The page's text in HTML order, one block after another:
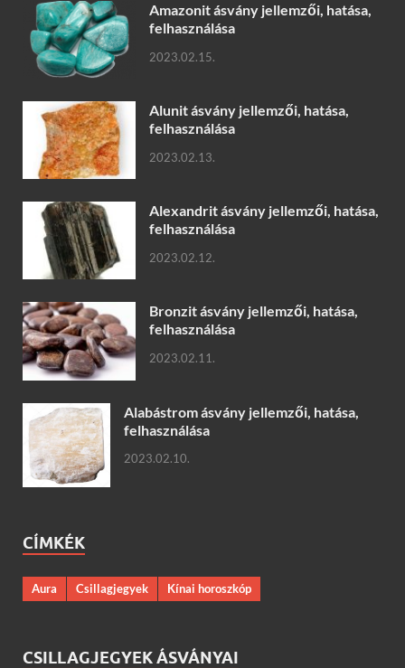
Amazonit ásvány jellemzői, hatása,
felhasználása
2023.02.15.
Alunit ásvány jellemzői, hatása,
felhasználása
2023.02.13.
Alexandrit ásvány jellemzői, hatása,
felhasználása
2023.02.12.
Bronzit ásvány jellemzői, hatása,
felhasználása
2023.02.11.
Alabástrom ásvány jellemzői, hatása,
felhasználása
2023.02.10.
CÍMKÉK
Aura Csillagjegyek Kínai horoszkóp
CSILLAGJEGYEK ÁSVÁNYAI